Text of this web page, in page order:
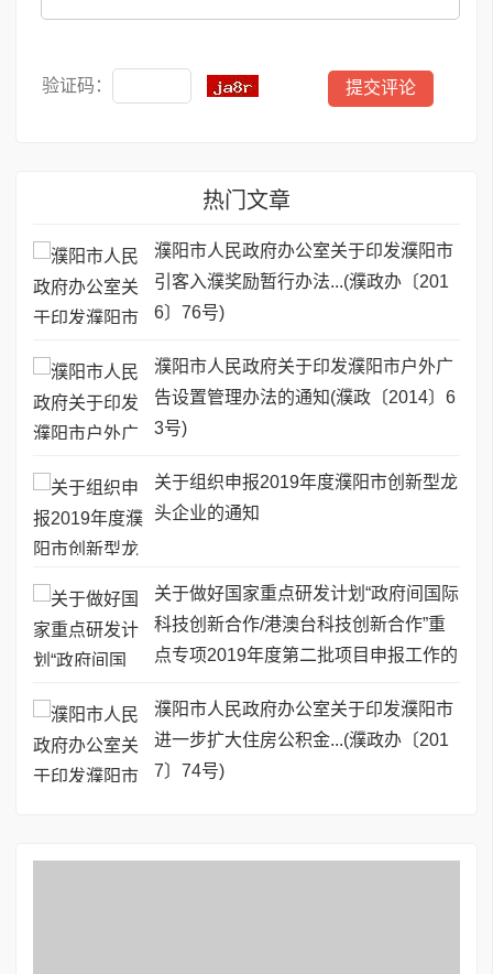
验证码：
热门文章
濮阳市人民政府办公室关于印发濮阳市
引客入濮奖励暂行办法...(濮政办〔201
6〕76号)
濮阳市人民政府关于印发濮阳市户外广
告设置管理办法的通知(濮政〔2014〕6
3号)
关于组织申报2019年度濮阳市创新型龙
头企业的通知
关于做好国家重点研发计划“政府间国际
科技创新合作/港澳台科技创新合作”重
点专项2019年度第二批项目申报工作的
濮阳市人民政府办公室关于印发濮阳市
进一步扩大住房公积金...(濮政办〔201
7〕74号)